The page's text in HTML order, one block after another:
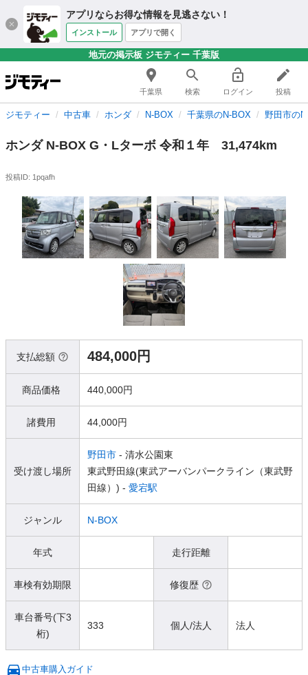
アプリならお得な情報を見逃さない！
インストール アプリで開く
地元の掲示板 ジモティー 千葉版
千葉県 検索 ログイン 投稿
ジモティー 中古車 ホンダ N-BOX 千葉県のN-BOX 野田市の
ホンダ N-BOX G・Lターボ 令和１年 31,474km
投稿ID: 1pqafh
支払総額 484,000円
商品価格 440,000円
諸費用 44,000円
受け渡し場所
野田市 - 清水公園東
東武野田線(東武アーバンパークライン（東武野
田線）) - 愛宕駅
ジャンル N-BOX
年式 走行距離
車検有効期限 修復歴
車台番号(下3
桁)
333 個人/法人 法人
中古車購入ガイド